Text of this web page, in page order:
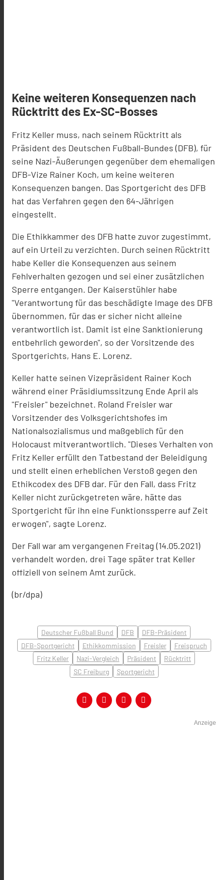
Keine weiteren Konsequenzen nach
Rücktritt des Ex-SC-Bosses
Fritz Keller muss, nach seinem Rücktritt als
Präsident des Deutschen Fußball-Bundes (DFB), für
seine Nazi-Äußerungen gegenüber dem ehemaligen
DFB-Vize Rainer Koch, um keine weiteren
Konsequenzen bangen. Das Sportgericht des DFB
hat das Verfahren gegen den 64-Jährigen
eingestellt.
Die Ethikkammer des DFB hatte zuvor zugestimmt,
auf ein Urteil zu verzichten. Durch seinen Rücktritt
habe Keller die Konsequenzen aus seinem
Fehlverhalten gezogen und sei einer zusätzlichen
Sperre entgangen. Der Kaiserstühler habe
"Verantwortung für das beschädigte Image des DFB
übernommen, für das er sicher nicht alleine
verantwortlich ist. Damit ist eine Sanktionierung
entbehrlich geworden", so der Vorsitzende des
Sportgerichts, Hans E. Lorenz.
Keller hatte seinen Vizepräsident Rainer Koch
während einer Präsidiumssitzung Ende April als
"Freisler" bezeichnet. Roland Freisler war
Vorsitzender des Volksgerichtshofes im
Nationalsozialismus und maßgeblich für den
Holocaust mitverantwortlich. "Dieses Verhalten von
Fritz Keller erfüllt den Tatbestand der Beleidigung
und stellt einen erheblichen Verstoß gegen den
Ethikcodex des DFB dar. Für den Fall, dass Fritz
Keller nicht zurückgetreten wäre, hätte das
Sportgericht für ihn eine Funktionssperre auf Zeit
erwogen", sagte Lorenz.
Der Fall war am vergangenen Freitag (14.05.2021)
verhandelt worden, drei Tage später trat Keller
offiziell von seinem Amt zurück.
(br/dpa)
Deutscher Fußball Bund DFB
DFB-Präsident
DFB-Sportgericht
Ethikkommission Freisler
Freispruch
Fritz Keller
Nazi-Vergleich Präsident
Rücktritt
SC Freiburg
Sportgericht
Anzeige